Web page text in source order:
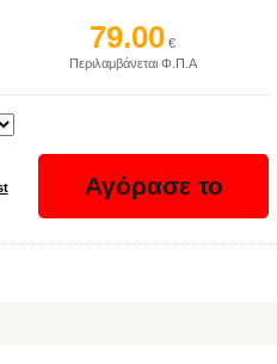
79.00 €
Περιλαμβάνεται Φ.Π.Α